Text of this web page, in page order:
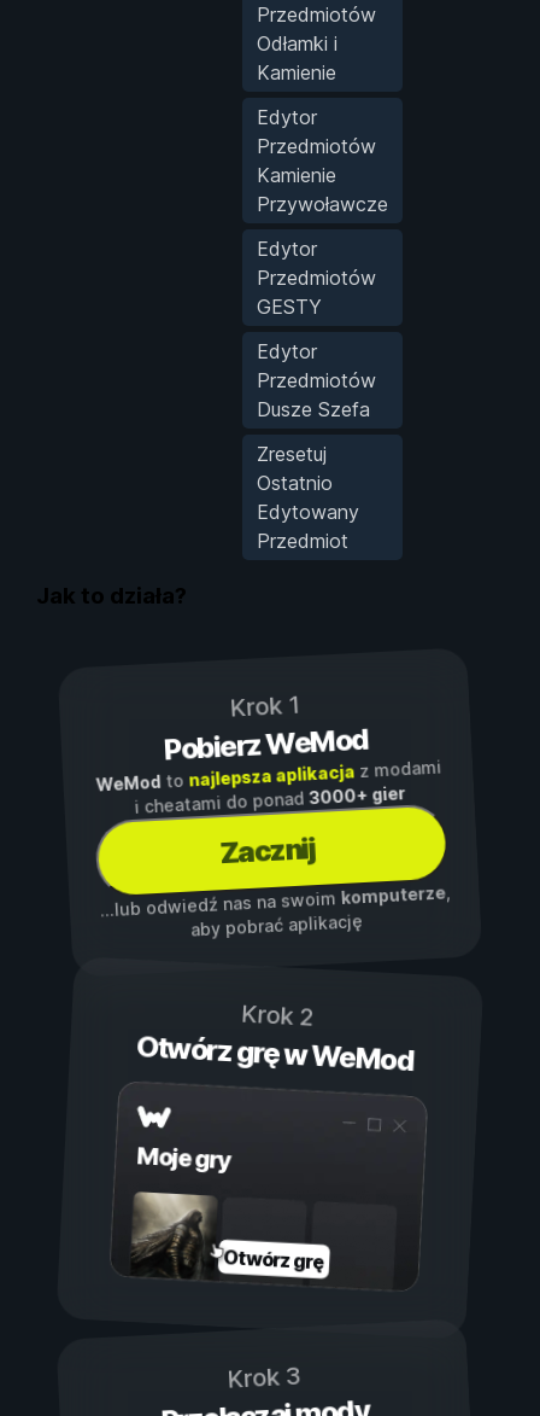
Przedmiotów
Odłamki i
Kamienie
Edytor
Przedmiotów
Kamienie
Przywoławcze
Edytor
Przedmiotów
GESTY
Edytor
Przedmiotów
Dusze Szefa
Zresetuj
Ostatnio
Edytowany
Przedmiot
Jak to działa?
Krok 1
Pobierz WeMod
WeModto najlepsza aplikacjaz modami
i cheatami do ponad3000+ gier
Zacznij
...lub odwiedź nas na swoim komputerze,
aby pobrać aplikację
Krok 2
Otwórz grę w WeMod
Moje gry
Otwórz grę
Krok 3